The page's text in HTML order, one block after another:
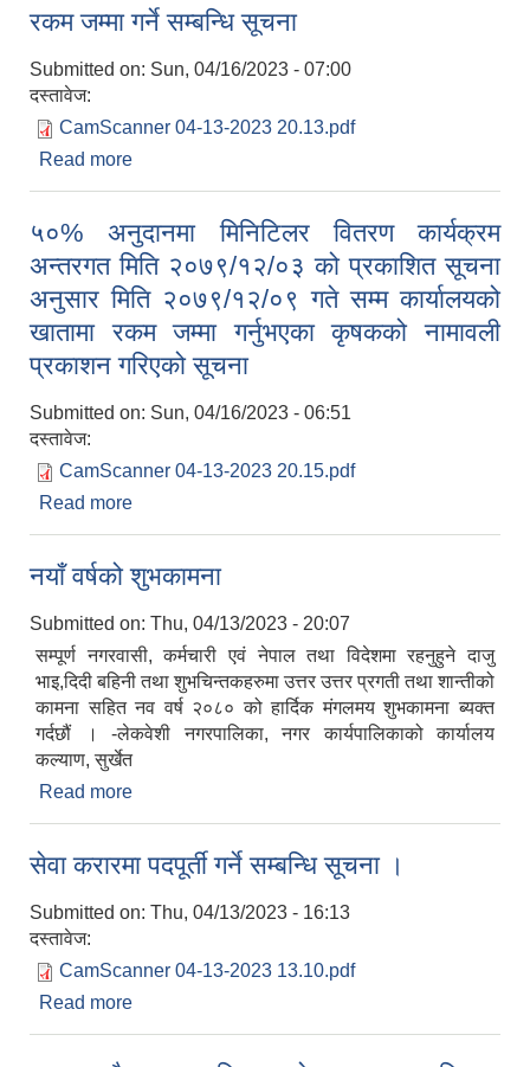
रकम जम्मा गर्ने सम्बन्धि सूचना
Submitted on: Sun, 04/16/2023 - 07:00
दस्तावेज:
CamScanner 04-13-2023 20.13.pdf
Read more
५०% अनुदानमा मिनिटिलर वितरण कार्यक्रम
अन्तरगत मिति २०७९/१२/०३ को प्रकाशित सूचना
अनुसार मिति २०७९/१२/०९ गते सम्म कार्यालयको
खातामा रकम जम्मा गर्नुभएका कृषकको नामावली
प्रकाशन गरिएको सूचना
Submitted on: Sun, 04/16/2023 - 06:51
दस्तावेज:
CamScanner 04-13-2023 20.15.pdf
Read more
गर्नुभएका कृषकको नामावली प्रकाशन गरिएको सूचना
नयाँ वर्षको शुभकामना
Submitted on: Thu, 04/13/2023 - 20:07
सम्पूर्ण नगरवासी, कर्मचारी एवं नेपाल तथा विदेशमा रहनुहुने दाजु
भाइ,दिदी बहिनी तथा शुभचिन्तकहरुमा उत्तर उत्तर प्रगती तथा शान्तीको
कामना सहित नव वर्ष २०८० को हार्दिक मंगलमय शुभकामना ब्यक्त
गर्दछौं । -लेकवेशी नगरपालिका, नगर कार्यपालिकाको कार्यालय
कल्याण, सुर्खेत
Read more
सेवा करारमा पदपूर्ती गर्ने सम्बन्धि सूचना ।
Submitted on: Thu, 04/13/2023 - 16:13
दस्तावेज:
CamScanner 04-13-2023 13.10.pdf
Read more